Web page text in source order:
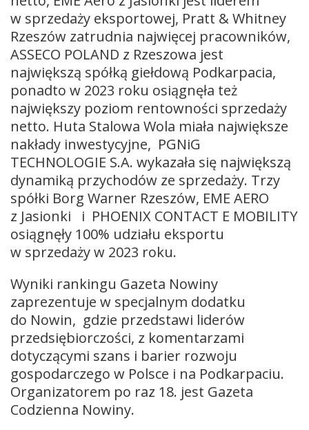
w sprzedaży eksportowej, Pratt & Whitney
Rzeszów zatrudnia najwięcej pracowników,
ASSECO POLAND z Rzeszowa jest
największą spółką giełdową Podkarpacia,
ponadto w 2023 roku osiągnęła też
największy poziom rentowności sprzedaży
netto. Huta Stalowa Wola miała największe
nakłady inwestycyjne, PGNiG
TECHNOLOGIE S.A. wykazała się największą
dynamiką przychodów ze sprzedaży. Trzy
spółki Borg Warner Rzeszów, EME AERO
z Jasionki i PHOENIX CONTACT E MOBILITY
osiągnęły 100% udziału eksportu
w sprzedaży w 2023 roku.
Wyniki rankingu Gazeta Nowiny
zaprezentuje w specjalnym dodatku
do Nowin, gdzie przedstawi liderów
przedsiębiorczości, z komentarzami
dotyczącymi szans i barier rozwoju
gospodarczego w Polsce i na Podkarpaciu.
Organizatorem po raz 18. jest Gazeta
Codzienna Nowiny.